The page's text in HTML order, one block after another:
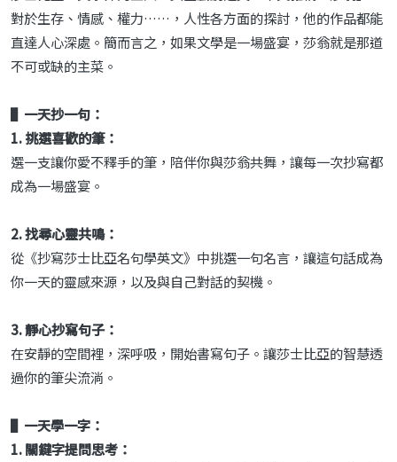
對於生存、情感、權力……，人性各方面的探討，他的作品都能
直達人心深處。簡而言之，如果文學是一場盛宴，莎翁就是那道
不可或缺的主菜。
▌一天抄一句：
1. 挑選喜歡的筆：
選一支讓你愛不釋手的筆，陪伴你與莎翁共舞，讓每一次抄寫都
成為一場盛宴。
2. 找尋心靈共鳴：
從《抄寫莎士比亞名句學英文》中挑選一句名言，讓這句話成為
你一天的靈感來源，以及與自己對話的契機。
3. 靜心抄寫句子：
在安靜的空間裡，深呼吸，開始書寫句子。讓莎士比亞的智慧透
過你的筆尖流淌。
▌一天學一字：
1. 關鍵字提問思考：